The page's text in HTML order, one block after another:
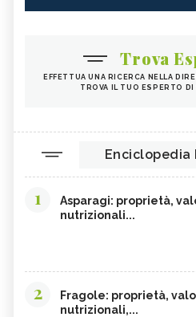
Trova
EFFETTUA UNA RICERCA NELLA
TROVA IL TUO ESPERTO DI
Enciclopedia
1
Asparagi: proprietà,
nutrizionali...
2
Fragole: proprietà,
nutrizionali,...